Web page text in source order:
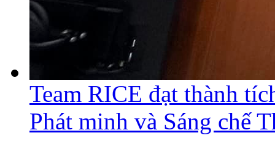
Team RICE đạt thành
Phát minh và Sáng chế